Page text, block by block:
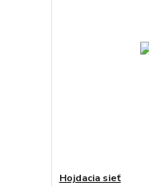
Hojdacia sieť